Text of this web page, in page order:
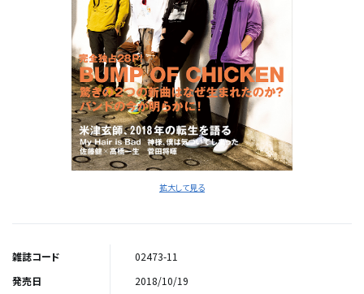
拡大して見る
雑誌コード
02473-11
発売日
2018/10/19